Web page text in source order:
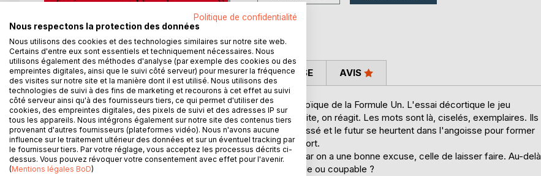
DESCRIPTION
C'est le récit d'une existence plongée dans le monde héroïque de la Formule Un. L'essai décortique le jeu
dramatique. Au début, on se tait pour se souvenir. On médite, on réagit. Les mots sont là, ciselés, exemplaires. Ils
disent le vertige du temps assiégé dans l'espace où le passé et le futur se heurtent dans l'angoisse pour former
une étrange mosaïque, la Formule Un est condamnée à mort.
L'analyse est utile pour méditer aux effets de nos actes car on a une bonne excuse, celle de laisser faire. Au-delà
du récit, un jour la vérité se pose à chacun : suis-je aveugle ou coupable ?
AUTEUR(S) CRITIQUES PRESSE AVIS
Politique de confidentialité
Nous respectons la protection des données
Nous utilisons des cookies et des technologies similaires sur notre site web.
Certains d'entre eux sont essentiels et techniquement nécessaires. Nous
utilisons également des méthodes d'analyse (par exemple des cookies ou des
empreintes digitales, ainsi que le suivi côté serveur) pour mesurer la fréquence
des visites sur notre site et la manière dont il est utilisé. Nous utilisons des
technologies de suivi à des fins de marketing et recourons à cet effet au suivi
côté serveur ainsi qu'à des fournisseurs tiers, ce qui permet d'utiliser des
cookies, des empreintes digitales, des pixels de suivi et des adresses IP sur
tous les appareils. Nous intégrons également sur notre site des contenus tiers
provenant d'autres fournisseurs (plateformes vidéo). Nous n'avons aucune
influence sur le traitement ultérieur des données et sur un éventuel tracking par
le fournisseur tiers. Par votre réglage, vous acceptez les processus décrits ci-
dessus. Vous pouvez révoquer votre consentement avec effet pour l'avenir.
(Mentions légales BoD)